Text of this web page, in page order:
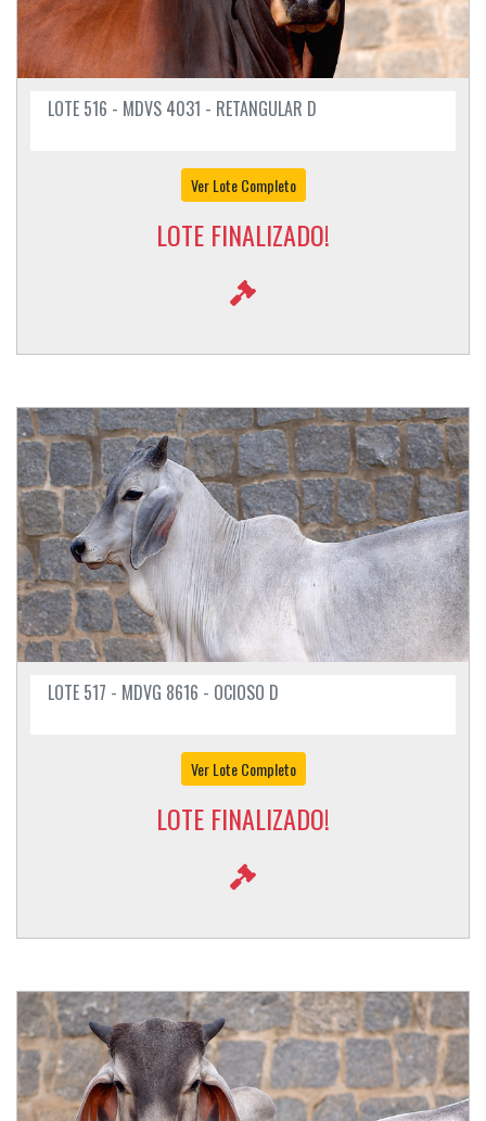
LOTE 516 - MDVS 4031 - RETANGULAR D
Ver Lote Completo
LOTE FINALIZADO!
LOTE 517 - MDVG 8616 - OCIOSO D
Ver Lote Completo
LOTE FINALIZADO!